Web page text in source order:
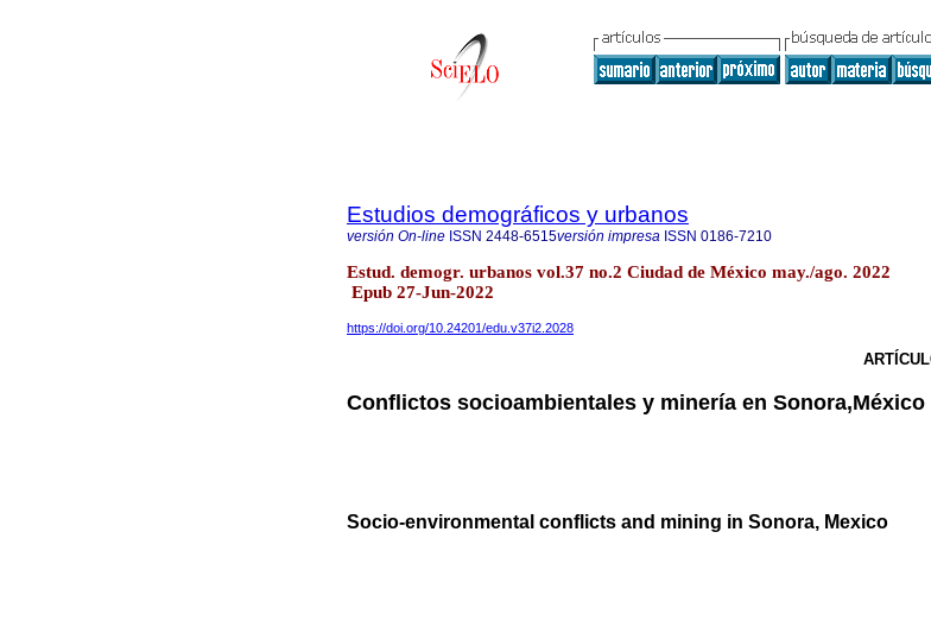
Estudios demográficos y urbanos
versión On-line ISSN 2448-6515versión impresa ISSN 0186-7210
Estud. demogr. urbanos vol.37 no.2 Ciudad de México may./ago. 2022
Epub 27-Jun-2022
https://doi.org/10.24201/edu.v37i2.2028
Conflictos socioambientales y minería en Sonora,México
Socio-environmental conflicts and mining in Sonora, Mexico